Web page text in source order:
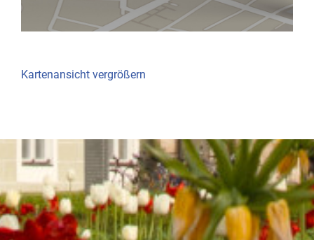
Kartenansicht vergrößern